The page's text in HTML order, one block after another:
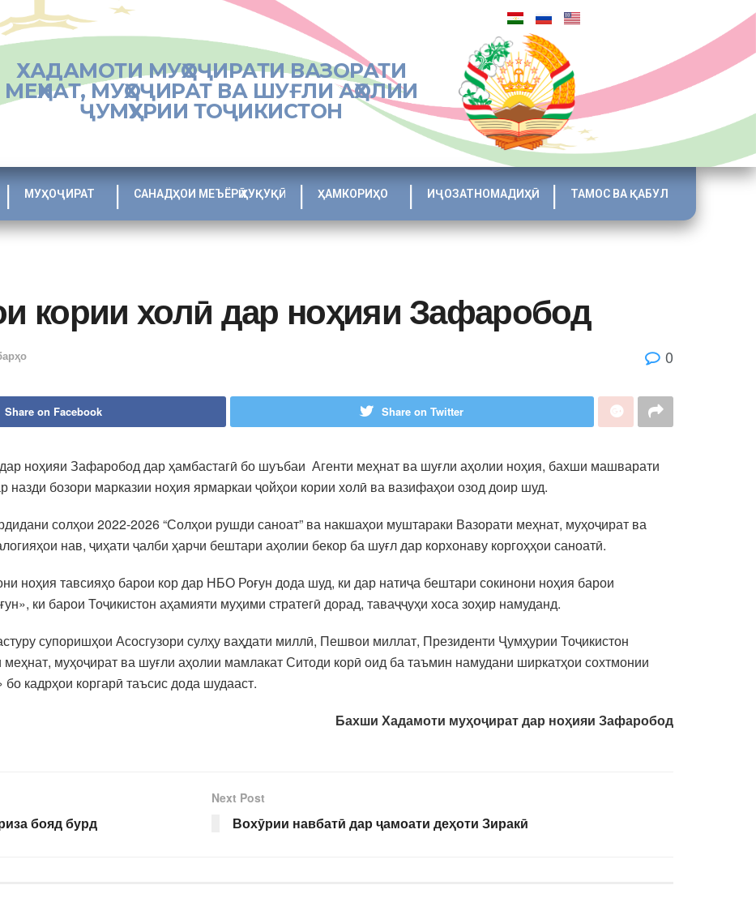
ХАДАМОТИ МУҲОҶИРАТИ ВАЗОРАТИ
МЕҲНАТ, МУҲОҶИРАТ ВА ШУҒЛИ АҲОЛИИ
ҶУМҲУРИИ ТОҶИКИСТОН
МУҲОҶИРАТ САНАДҲОИ МЕЪЁРӢ ҲУҚУҚӢ ҲАМКОРИҲО ИҶОЗАТНОМАДИҲӢ ТАМОС ВА ҚАБУЛ
кории холӣ дар ноҳияи Зафаробод
0
Share on Facebook Share on Twitter
ноҳияи Зафаробод дар ҳамбастагӣ бо шуъбаи Агенти меҳнат ва шуғли аҳолии ноҳия, бахши машварати
назди бозори марказии ноҳия ярмаркаи ҷойҳои кории холӣ ва вазифаҳои озод доир шуд.
солҳои 2022-2026 “Солҳои рушди саноат” ва накшаҳои муштараки Вазорати меҳнат, муҳоҷират ва
нав, ҷиҳати ҷалби ҳарчи бештари аҳолии бекор ба шуғл дар корхонаву коргоҳҳои саноатӣ.
ноҳия тавсияҳо барои кор дар НБО Роғун дода шуд, ки дар натиҷа бештари сокинони ноҳия барои
ки барои Тоҷикистон аҳамияти муҳими стратегӣ дорад, таваҷҷуҳи хоса зоҳир намуданд.
супоришҳои Асосгузори сулҳу ваҳдати миллӣ, Пешвои миллат, Президенти Ҷумҳурии Тоҷикистон
муҳоҷират ва шуғли аҳолии мамлакат Ситоди корӣ оид ба таъмин намудани ширкатҳои сохтмонии
кадрҳои коргарӣ таъсис дода шудааст.
Бахши Хадамоти муҳоҷират дар ноҳияи Зафаробод
бояд бурд
Next Post
Вохӯрии навбатӣ дар ҷамоати деҳоти Зиракӣ